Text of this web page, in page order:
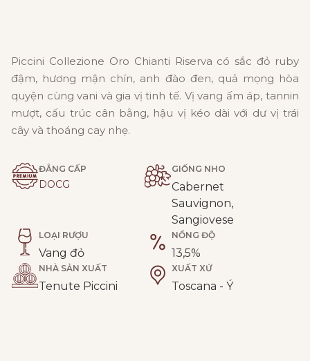
Piccini Collezione Oro Chianti Riserva có sắc đỏ ruby
đậm, hương mận chín, anh đào đen, quả mọng hòa
quyện cùng vani và gia vị tinh tế. Vị vang ấm áp, tannin
mượt, cấu trúc cân bằng, hậu vị kéo dài với dư vị trái
cây và thoáng cay nhẹ.
ĐẲNG CẤP
DOCG
GIỐNG NHO
Cabernet
Sauvignon,
Sangiovese
LOẠI RƯỢU
Vang đỏ
NỒNG ĐỘ
13,5%
NHÀ SẢN XUẤT
Tenute Piccini
XUẤT XỨ
Toscana - Ý